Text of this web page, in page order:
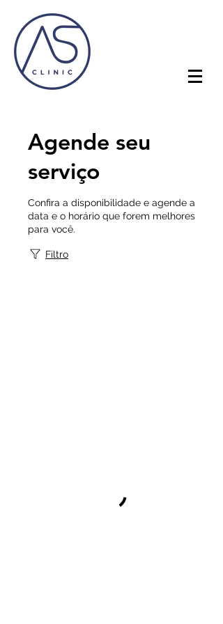
Agende seu
serviço
Confira a disponibilidade e agende a
data e o horário que forem melhores
para você.
Filtro